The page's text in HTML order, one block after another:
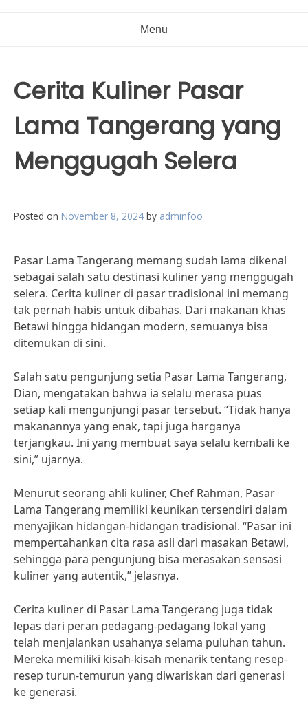
Menu
Cerita Kuliner Pasar
Lama Tangerang yang
Menggugah Selera
Posted on November 8, 2024 by adminfoo
Pasar Lama Tangerang memang sudah lama dikenal
sebagai salah satu destinasi kuliner yang menggugah
selera. Cerita kuliner di pasar tradisional ini memang
tak pernah habis untuk dibahas. Dari makanan khas
Betawi hingga hidangan modern, semuanya bisa
ditemukan di sini.
Salah satu pengunjung setia Pasar Lama Tangerang,
Dian, mengatakan bahwa ia selalu merasa puas
setiap kali mengunjungi pasar tersebut. “Tidak hanya
makanannya yang enak, tapi juga harganya
terjangkau. Ini yang membuat saya selalu kembali ke
sini,” ujarnya.
Menurut seorang ahli kuliner, Chef Rahman, Pasar
Lama Tangerang memiliki keunikan tersendiri dalam
menyajikan hidangan-hidangan tradisional. “Pasar ini
mempertahankan cita rasa asli dari masakan Betawi,
sehingga para pengunjung bisa merasakan sensasi
kuliner yang autentik,” jelasnya.
Cerita kuliner di Pasar Lama Tangerang juga tidak
lepas dari peran pedagang-pedagang lokal yang
telah menjalankan usahanya selama puluhan tahun.
Mereka memiliki kisah-kisah menarik tentang resep-
resep turun-temurun yang diwariskan dari generasi
ke generasi.